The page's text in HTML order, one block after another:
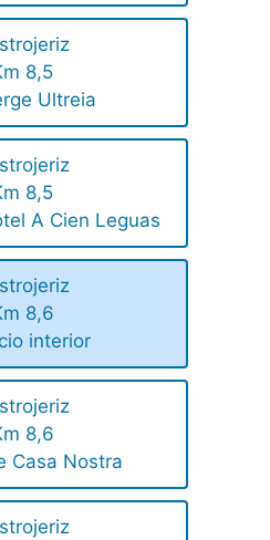
8,5
Ultreia
8,5
A Cien Leguas
8,6
interior
8,6
Casa Nostra